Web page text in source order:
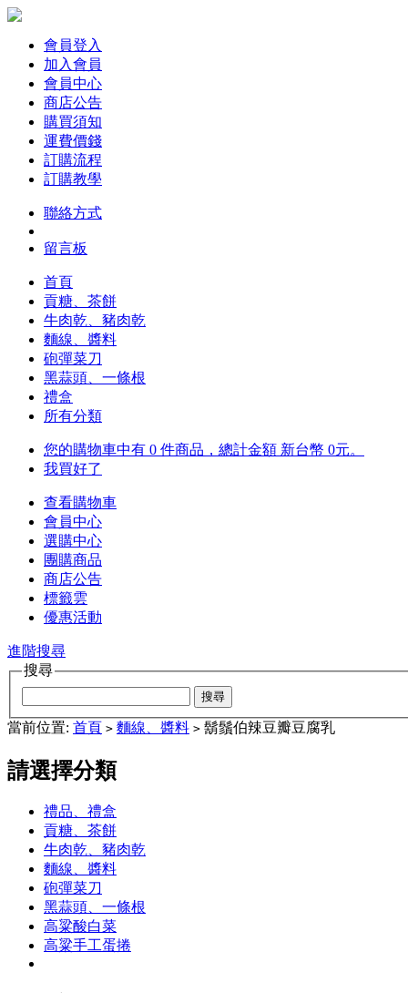
會員登入
加入會員
會員中心
商店公告
購買須知
運費價錢
訂購流程
訂購教學
聯絡方式
留言板
首頁
貢糖、茶餅
牛肉乾、豬肉乾
麵線、醬料
砲彈菜刀
黑蒜頭、一條根
禮盒
所有分類
您的購物車中有 0 件商品，總計金額 新台幣 0元。
我買好了
查看購物車
會員中心
選購中心
團購商品
商店公告
標籤雲
優惠活動
進階搜尋
搜尋
當前位置: 首頁 > 麵線、醬料 > 鬍鬚伯辣豆瓣豆腐乳
請選擇分類
禮品、禮盒
貢糖、茶餅
牛肉乾、豬肉乾
麵線、醬料
砲彈菜刀
黑蒜頭、一條根
高粱酸白菜
高粱手工蛋捲